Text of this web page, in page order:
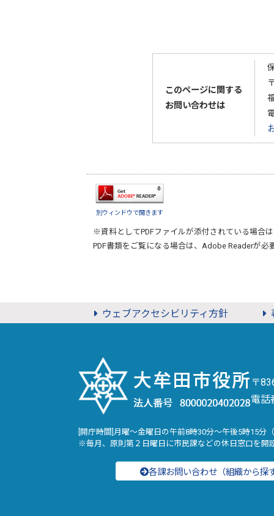
このページに関する
お問い合わせは
別ウィンドウで開きます
※資料としてPDFファイルが添付されている場合
PDF書類をご覧になる場合は、 Adobe Readerが必
ウェブアクセシビリティ方針
〒
電話
[開庁時間]月曜～金曜日の午前8時30分～午後5時15分
※毎月、原則第２日曜日に市民課などの休日窓口を開
各課お問い合わせ（組織から探